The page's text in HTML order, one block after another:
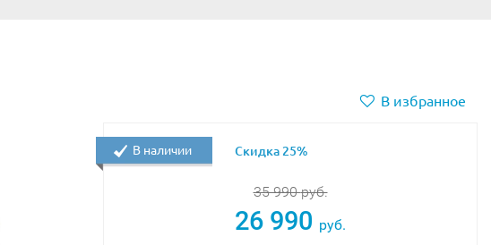
В избранное
35 990руб.
26 990 руб.
В наличии Скидка 25%